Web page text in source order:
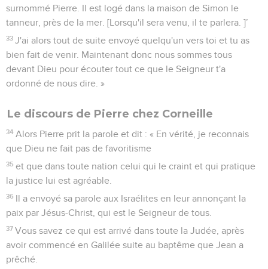
surnommé Pierre. Il est logé dans la maison de Simon le
tanneur, près de la mer. [Lorsqu'il sera venu, il te parlera. ]’
33 J'ai alors tout de suite envoyé quelqu'un vers toi et tu as
bien fait de venir. Maintenant donc nous sommes tous
devant Dieu pour écouter tout ce que le Seigneur t'a
ordonné de nous dire. »
Le discours de Pierre chez Corneille
34 Alors Pierre prit la parole et dit : « En vérité, je reconnais
que Dieu ne fait pas de favoritisme
35 et que dans toute nation celui qui le craint et qui pratique
la justice lui est agréable.
36 Il a envoyé sa parole aux Israélites en leur annonçant la
paix par Jésus-Christ, qui est le Seigneur de tous.
37 Vous savez ce qui est arrivé dans toute la Judée, après
avoir commencé en Galilée suite au baptême que Jean a
prêché.